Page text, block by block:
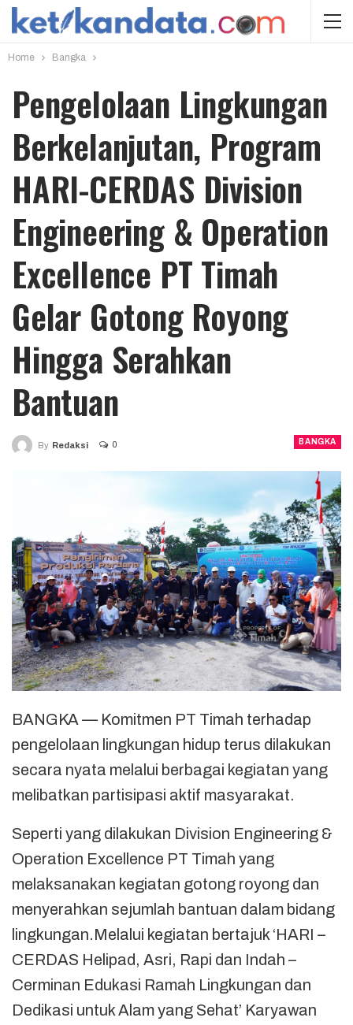
Home Bangka
Pengelolaan Lingkungan
Berkelanjutan, Program
HARI-CERDAS Division
Engineering & Operation
Excellence PT Timah
Gelar Gotong Royong
Hingga Serahkan
Bantuan
BANGKA
By Redaksi 0
BANGKA — Komitmen PT Timah terhadap
pengelolaan lingkungan hidup terus dilakukan
secara nyata melalui berbagai kegiatan yang
melibatkan partisipasi aktif masyarakat.
Seperti yang dilakukan Division Engineering &
Operation Excellence PT Timah yang
melaksanakan kegiatan gotong royong dan
menyerahkan sejumlah bantuan dalam bidang
lingkungan.Melalui kegiatan bertajuk ‘HARI –
CERDAS Helipad, Asri, Rapi dan Indah –
Cerminan Edukasi Ramah Lingkungan dan
Dedikasi untuk Alam yang Sehat’ Karyawan